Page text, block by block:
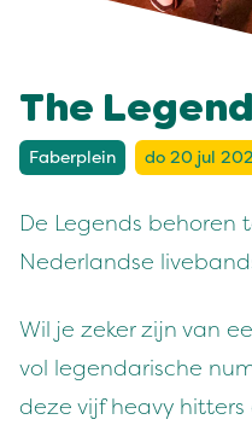
The
Faberplein do 20 jul
De Legends behoren
Nederlandse
Wil je zeker zijn van
vol legendarische
deze vijf heavy